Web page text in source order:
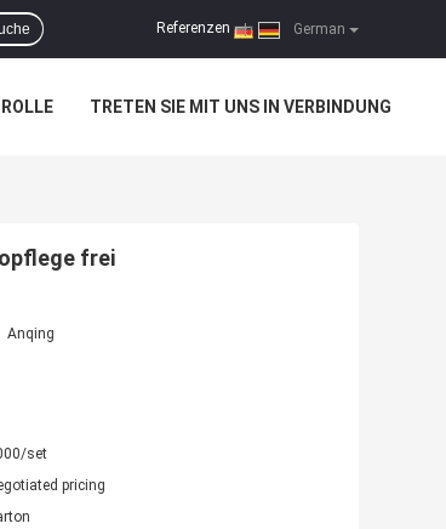
German
Referenzen |
TRETEN SIE MIT UNS IN VERBINDUNG
frei
Anqing
set
pricing